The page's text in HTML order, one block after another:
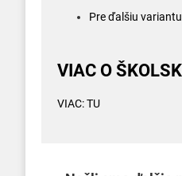
Pre ďalšiu
VIAC O
VIAC:TU